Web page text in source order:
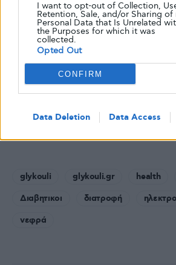
I want to opt-out of Collection,
Retention, Sale, and/or Sharing of
Personal Data that Is Unrelated
the Purposes for which it was
collected.
Opted Out
CONFIRM
Data Deletion Data Access
εντοπιστούν έγκαιρα.
Διαβάστε ακόμα:
τους ηλεκτρολύτες –
αξίζει να προσθέσουμε στη
glykouli glykouli.gr health
Διαβητικοι
διατροφή
νεφρά